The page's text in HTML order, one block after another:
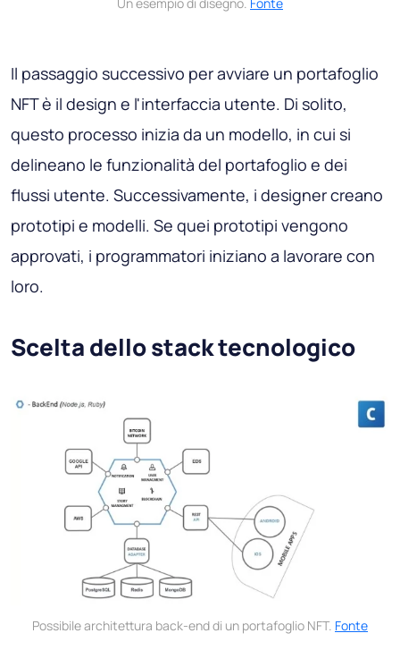
Il passaggio successivo per avviare un portafoglio
NFT è il design e l'interfaccia utente. Di solito,
questo processo inizia da un modello, in cui si
delineano le funzionalità del portafoglio e dei
flussi utente. Successivamente, i designer creano
prototipi e modelli. Se quei prototipi vengono
approvati, i programmatori iniziano a lavorare con
loro.
Scelta dello stack tecnologico
Possibile architettura back-end di un portafoglio NFT. Fonte